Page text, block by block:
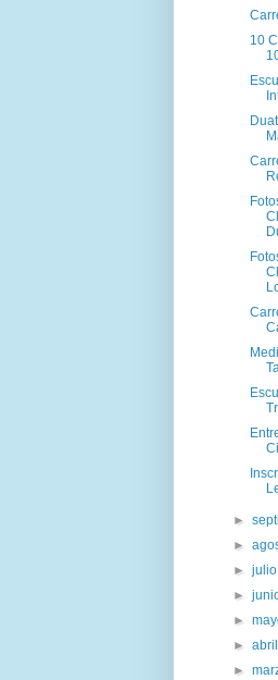
10
►
►
►
►
►
►
►